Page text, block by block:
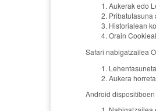
Aukerak edo
Pribatutasuna
Historialean
Orain
Safari nabigatzailea
Aukera
Android